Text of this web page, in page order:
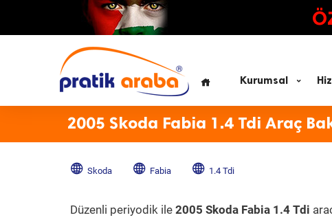
Kurumsal
2005 Skoda Fabia 1.4 Tdi Araç
Skoda Fabia 1.4 Tdi
Düzenli periyodik ile 2005 Skoda Fabia 1.4 Tdi